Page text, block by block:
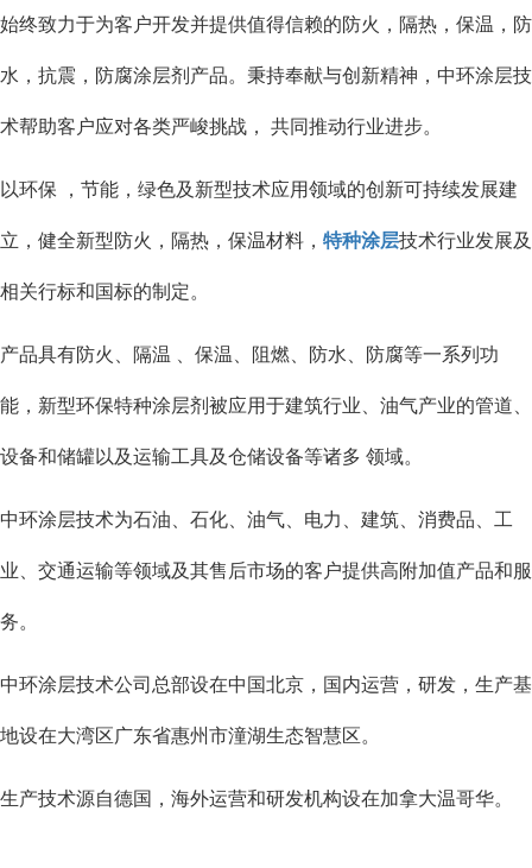
始终致力于为客户开发并提供值得信赖的防火，隔热，保温，防
水，抗震，防腐涂层剂产品。秉持奉献与创新精神，中环涂层技
术帮助客户应对各类严峻挑战， 共同推动行业进步。
以环保 ，节能，绿色及新型技术应用领域的创新可持续发展建
立，健全新型防火，隔热，保温材料， 特种涂层技术行业发展及
相关行标和国标的制定。
产品具有防火、隔温 、保温、阻燃、防水、防腐等一系列功
能，新型环保特种涂层剂被应用于建筑行业、油气产业的管道、
设备和储罐以及运输工具及仓储设备等诸多 领域。
中环涂层技术为石油、石化、油气、电力、建筑、消费品、工
业、交通运输等领域及其售后市场的客户提供高附加值产品和服
务。
中环涂层技术公司总部设在中国北京，国内运营，研发，生产基
地设在大湾区广东省惠州市潼湖生态智慧区。
生产技术源自德国，海外运营和研发机构设在加拿大温哥华。